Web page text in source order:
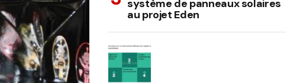
système de panneaux solaires
au projet Eden